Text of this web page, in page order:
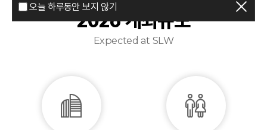
오늘 하루동안 보지 않기
2026 개최규모
Expected at SLW